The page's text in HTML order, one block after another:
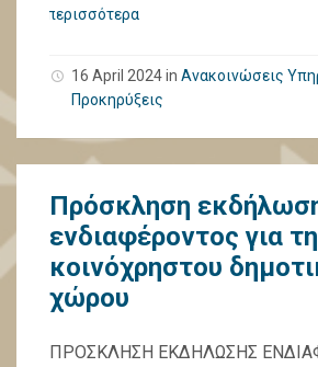
περισσότερα
16 April 2024in Ανακοινώσεις
Προκηρύξεις
Πρόσκληση
ενδιαφέροντος για
κοινόχρηστου
χώρου
ΠΡΟΣΚΛΗΣΗ ΕΚΔΗΛΩΣΗΣ